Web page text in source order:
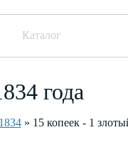
Каталог
года
1834» 15 копеек - 1